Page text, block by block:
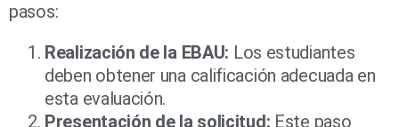
pasos:
Realización de la EBAU: Los estudiantes
deben obtener una calificación adecuada en
esta evaluación.
Presentación de la solicitud: Este paso